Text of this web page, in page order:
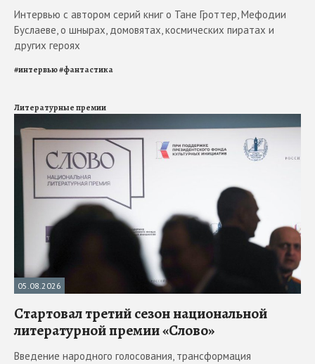
Интервью с автором серий книг о Тане Гроттер, Мефодии
Буслаеве, о шнырах, домовятах, космических пиратах и
других героях
#интервью#фантастика
Литературные премии
05.08.2026
Стартовал третий сезон национальной
литературной премии «Слово»
Введение народного голосования, трансформация